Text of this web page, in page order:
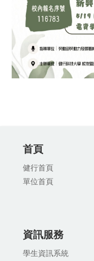
首頁
健行首頁
單位首頁
資訊服務
學生資訊系統